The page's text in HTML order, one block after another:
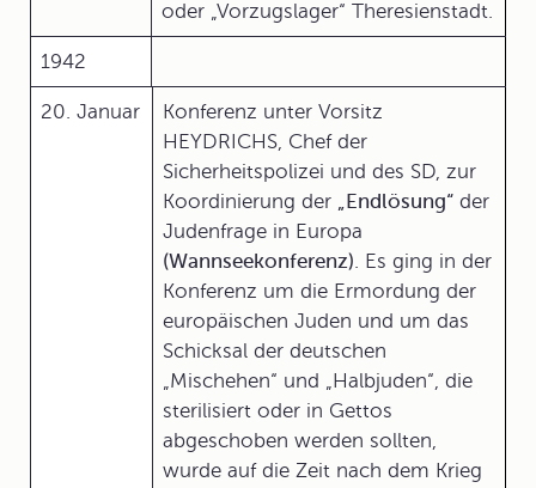
oder „Vorzugslager“ Theresienstadt.
1942
20. Januar
Konferenz unter Vorsitz
HEYDRICHS, Chef der
Sicherheitspolizei und des SD, zur
Koordinierung der „Endlösung“ der
Judenfrage in Europa
(Wannseekonferenz). Es ging in der
Konferenz um die Ermordung der
europäischen Juden und um das
Schicksal der deutschen
„Mischehen“ und „Halbjuden“, die
sterilisiert oder in Gettos
abgeschoben werden sollten,
wurde auf die Zeit nach dem Krieg